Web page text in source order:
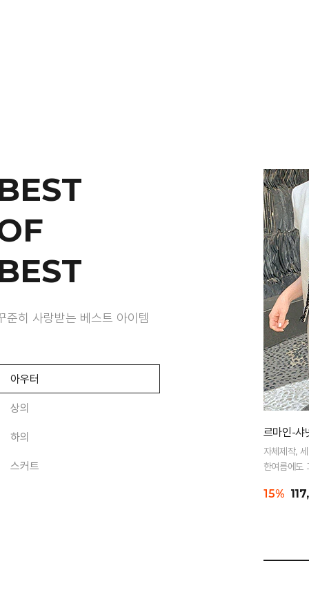
준히 사랑받는 베스트 아이템
아우터
상의
하의
스커트
르마인-샤
자체제작,
한여름에도
15%